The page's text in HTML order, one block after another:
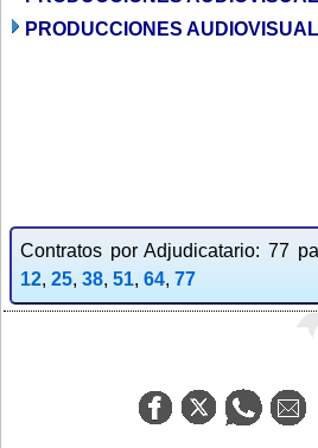
PRODUCCIONES
Contratos por Adjudicatario: 77
12, 25, 38, 51, 64, 77